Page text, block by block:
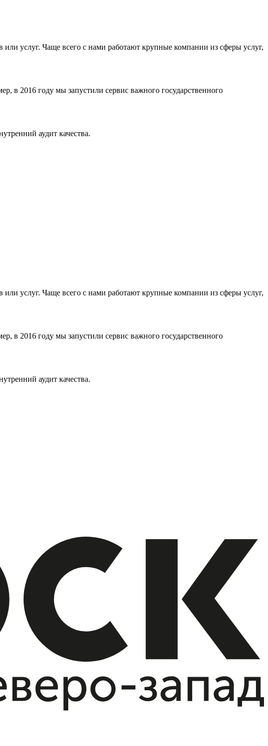
услуг. Чаще всего с нами работают крупные компании из сферы услуг,
в 2016 году мы запустили сервис важного государственного
аудит качества.
услуг. Чаще всего с нами работают крупные компании из сферы услуг,
в 2016 году мы запустили сервис важного государственного
аудит качества.